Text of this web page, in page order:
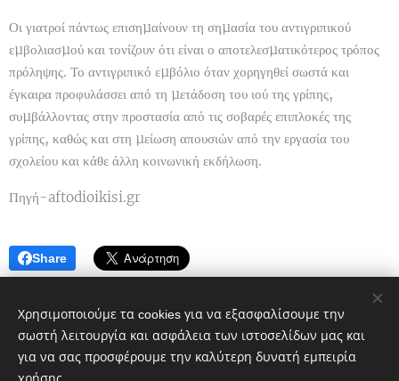
Οι γιατροί πάντως επισηµαίνουν τη σηµασία του αντιγριπικού
εµβολιασµού και τονίζουν ότι είναι ο αποτελεσµατικότερος τρόπος
πρόληψης. Το αντιγριπικό εµβόλιο όταν χορηγηθεί σωστά και
έγκαιρα προφυλάσσει από τη µετάδοση του ιού της γρίπης,
συµβάλλοντας στην προστασία από τις σοβαρές επιπλοκές της
γρίπης, καθώς και στη µείωση απουσιών από την εργασία του
σχολείου και κάθε άλλη κοινωνική εκδήλωση.
Πηγή-aftodioikisi.gr
Share
Χρησιμοποιούμε τα cookies για να εξασφαλίσουμε την
σωστή λειτουργία και ασφάλεια των ιστοσελίδων μας και
για να σας προσφέρουμε την καλύτερη δυνατή εμπειρία